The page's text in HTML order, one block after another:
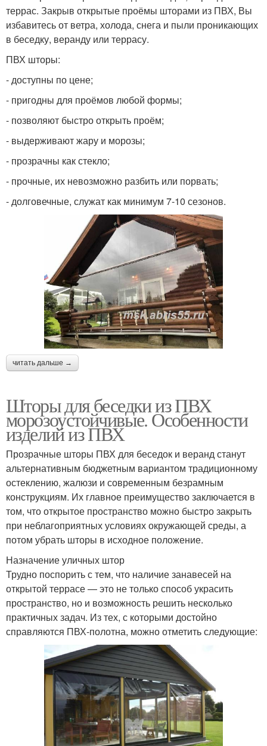
террас. Закрыв открытые проёмы шторами из ПВХ, Вы
избавитесь от ветра, холода, снега и пыли проникающих
в беседку, веранду или террасу.
ПВХ шторы:
- доступны по цене;
- пригодны для проёмов любой формы;
- позволяют быстро открыть проём;
- выдерживают жару и морозы;
- прозрачны как стекло;
- прочные, их невозможно разбить или порвать;
- долговечные, служат как минимум 7-10 сезонов.
читать дальше →
Шторы для беседки из ПВХ
морозоустойчивые. Особенности
изделий из ПВХ
Прозрачные шторы ПВХ для беседок и веранд станут
альтернативным бюджетным вариантом традиционному
остеклению, жалюзи и современным безрамным
конструкциям. Их главное преимущество заключается в
том, что открытое пространство можно быстро закрыть
при неблагоприятных условиях окружающей среды, а
потом убрать шторы в исходное положение.
Назначение уличных штор
Трудно поспорить с тем, что наличие занавесей на
открытой террасе — это не только способ украсить
пространство, но и возможность решить несколько
практичных задач. Из тех, с которыми достойно
справляются ПВХ-полотна, можно отметить следующие: